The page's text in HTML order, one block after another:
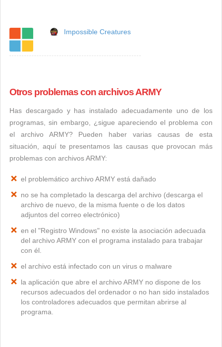
Impossible Creatures
Otros problemas con archivos ARMY
Has descargado y has instalado adecuadamente uno de los
programas, sin embargo, ¿sigue apareciendo el problema con
el archivo ARMY? Pueden haber varias causas de esta
situación, aquí te presentamos las causas que provocan más
problemas con archivos ARMY:
el problemático archivo ARMY está dañado
no se ha completado la descarga del archivo (descarga el
archivo de nuevo, de la misma fuente o de los datos
adjuntos del correo electrónico)
en el "Registro Windows" no existe la asociación adecuada
del archivo ARMY con el programa instalado para trabajar
con él.
el archivo está infectado con un virus o malware
la aplicación que abre el archivo ARMY no dispone de los
recursos adecuados del ordenador o no han sido instalados
los controladores adecuados que permitan abrirse al
programa.